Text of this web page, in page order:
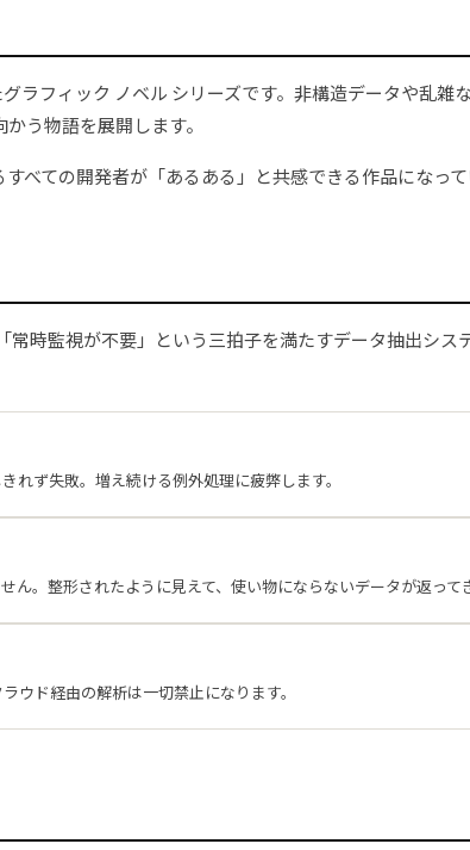
フィック ノベル シリーズです。非構造データや乱雑
う物語を展開します。
べての開発者が「あるある」と共感できる作品になって
時監視が不要」という三拍子を満たすデータ抽出シス
れず失敗。増え続ける例外処理に疲弊します。
。整形されたように見えて、使い物にならないデータが返って
ウド経由の解析は一切禁止になります。